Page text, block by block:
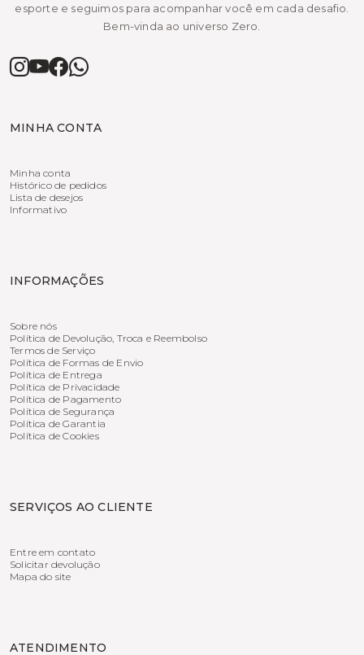
esporte e seguimos para acompanhar você em cada desafio.
Bem-vinda ao universo Zero.
MINHA CONTA
Minha conta
Histórico de pedidos
Lista de desejos
Informativo
INFORMAÇÕES
Sobre nós
Política de Devolução, Troca e Reembolso
Termos de Serviço
Política de Formas de Envio
Política de Entrega
Política de Privacidade
Política de Pagamento
Política de Segurança
Política de Garantia
Política de Cookies
SERVIÇOS AO CLIENTE
Entre em contato
Solicitar devolução
Mapa do site
ATENDIMENTO